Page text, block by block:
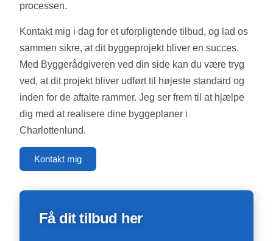
processen.
Kontakt mig i dag for et uforpligtende tilbud, og lad os
sammen sikre, at dit byggeprojekt bliver en succes.
Med Byggerådgiveren ved din side kan du være tryg
ved, at dit projekt bliver udført til højeste standard og
inden for de aftalte rammer. Jeg ser frem til at hjælpe
dig med at realisere dine byggeplaner i
Charlottenlund.
Kontakt mig
Få dit tilbud her